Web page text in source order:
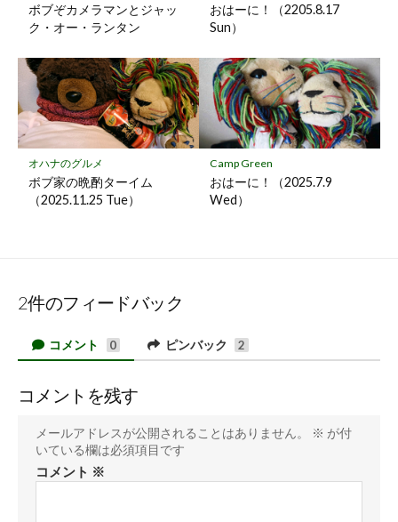
ボブぞカメラマンとジャッ
ク・オー・ランタン
おはーに！（2205.8.17
Sun）
オハナのグルメ
ボブ家の晩酌ターイム
（2025.11.25 Tue）
Camp Green
おはーに！（2025.7.9
Wed）
2件のフィードバック
コメント 0 ピンバック 2
コメントを残す
メールアドレスが公開されることはありません。 ※ が付
いている欄は必須項目です
コメント ※